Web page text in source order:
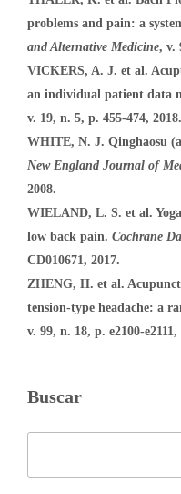
problems and pain: a
and Alternative Medicine, v.
VICKERS, A. J. et al.
an individual patient data
v. 19, n. 5, p. 455-474, 2018.
WHITE, N. J. Qinghaosu
New England Journal of
2008.
WIELAND, L. S. et al.
low back pain. Cochrane
CD010671, 2017.
ZHENG, H. et al.
tension-type headache: a
v. 99, n. 18, p. e2100-e2111,
Buscar